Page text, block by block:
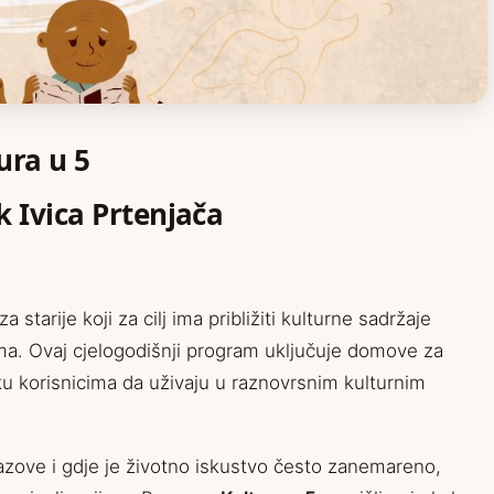
u 5
Ivica Prtenjača
starije koji za cilj ima približiti kulturne sadržaje
Ovaj cjelogodišnji program uključuje domove za
korisnicima da uživaju u raznovrsnim kulturnim
i gdje je životno iskustvo često zanemareno,